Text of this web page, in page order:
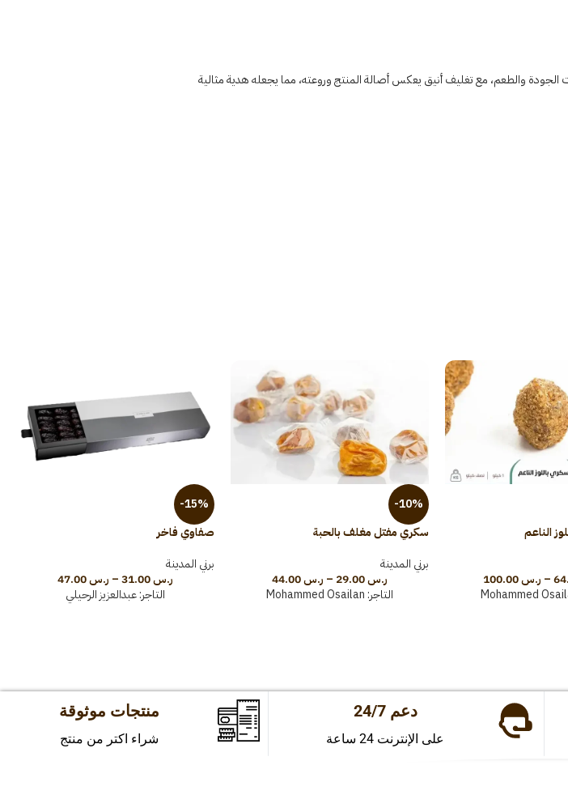
الجودة والطعم، مع تغليف أنيق يعكس أصالة المنتج وروعته، مما يجعله هدية مثالية
الناعم
– ر.س100.00
Mohammed
-10%
سكري مفتل مغلف بالحبة
برني المدينة
ر.س29.00
– ر.س44.00
التاجر: Mohammed Osailan
-15%
صفاوي فاخر
برني المدينة
ر.س31.00
– ر.س47.00
التاجر:عبدالعزيز الرحيلي
دعم 24/7
على الإنترنت 24 ساعة
منتجات موثوقة
شراء اكتر من منتج